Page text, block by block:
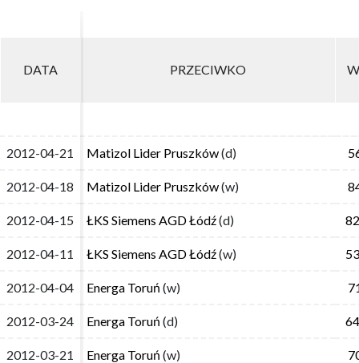
DATA PRZECIWKO
2012-04-21 Matizol Lider Pruszków(d)
2012-04-18 Matizol Lider Pruszków(w)
2012-04-15 ŁKS Siemens AGD Łódź(d)
2012-04-11 ŁKS Siemens AGD Łódź(w)
2012-04-04 Energa Toruń (w)
2012-03-24 Energa Toruń (d)
2012-03-21 Energa Toruń (w)
DATA PRZECIWKO
2012-04-21 Matizol Lider Pruszków(d)
2012-04-18 Matizol Lider Pruszków(w)
2012-04-15 ŁKS Siemens AGD Łódź(d)
2012-04-11 ŁKS Siemens AGD Łódź(w)
2012-04-04 Energa Toruń (w)
2012-03-24 Energa Toruń (d)
2012-03-21 Energa Toruń (w)